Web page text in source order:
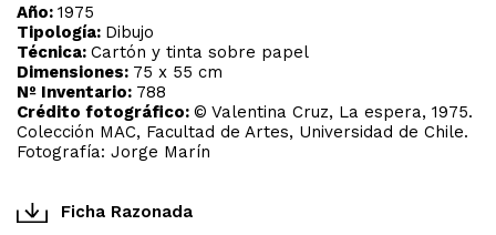
Año: 1975
Tipología: Dibujo
Técnica: Cartón y tinta sobre papel
Dimensiones: 75 x 55 cm
Nº Inventario: 788
Crédito fotográfico: © Valentina Cruz, La espera, 1975.
Colección MAC, Facultad de Artes, Universidad de Chile.
Fotografía: Jorge Marín
Ficha Razonada